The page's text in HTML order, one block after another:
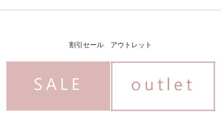
割引セール アウトレット